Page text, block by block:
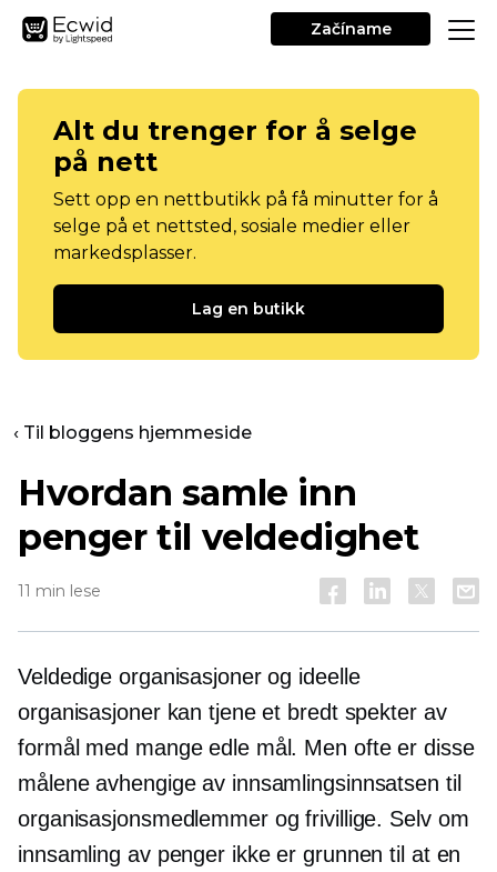
Začíname
Alt du trenger for å selge
på nett
Sett opp en nettbutikk på få minutter for å
selge på et nettsted, sosiale medier eller
markedsplasser.
Lag en butikk
‹ Til bloggens hjemmeside
Hvordan samle inn
penger til veldedighet
11 min lese
Veldedige organisasjoner og ideelle
organisasjoner kan tjene et bredt spekter av
formål med mange edle mål. Men ofte er disse
målene avhengige av innsamlingsinnsatsen til
organisasjonsmedlemmer og frivillige. Selv om
innsamling av penger ikke er grunnen til at en